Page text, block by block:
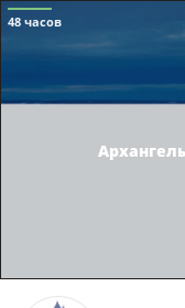
48 часов